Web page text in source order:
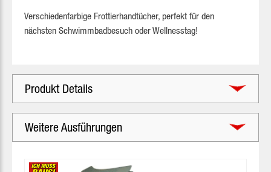
Verschiedenfarbige Frottierhandtücher, perfekt für den
nächsten Schwimmbadbesuch oder Wellnesstag!
Produkt Details
Weitere Ausführungen